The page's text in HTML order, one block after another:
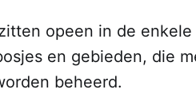
opeen in de
en gebieden, die
beheerd.